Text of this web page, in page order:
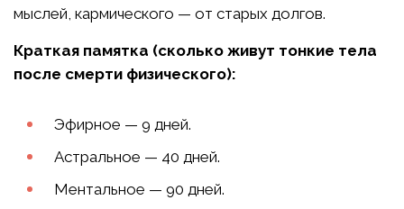
мыслей, кармического — от старых долгов.
Краткая памятка (сколько живут тонкие тела
после смерти физического):
Эфирное — 9 дней.
Астральное — 40 дней.
Ментальное — 90 дней.